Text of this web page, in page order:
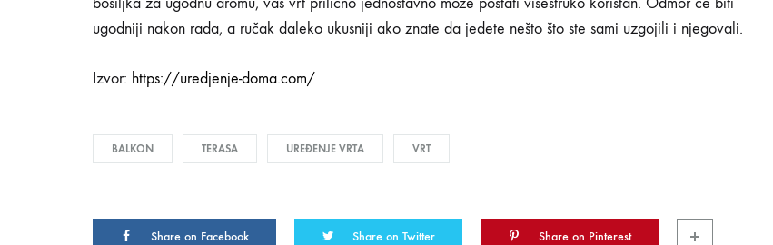
ugodniji nakon rada, a ručak daleko ukusniji ako znate da jedete nešto što ste sami uzgojili i njegovali.
Izvor: https://uredjenje-doma.com/
BALKON TERASA UREĐENJE VRTA VRT
Share on Facebook Share on Twitter Share on Pinterest